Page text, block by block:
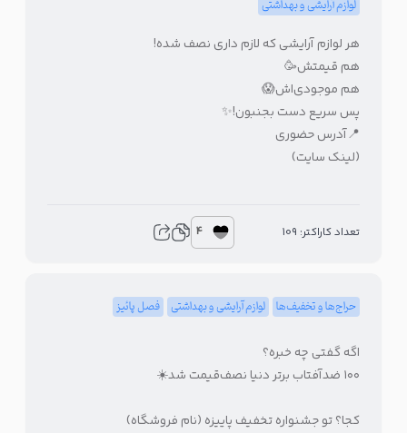
لوازم آرایشی و بهداشتی
هر لوازم آرایشی که لازم داری نصف شده!
هم قیمتش🥳
هم موجودی‌اش😱
پس سریع دست بجنبون!✨
📍آدرس حضوری
(لینک سایت)
تعداد کاراکتر: 109 4
حراج‌ها و تخفیف‌ها لوازم آرایشی و بهداشتی فصل پائیز
اگه گفتی چه خبره؟
۱۰۰ ضدآفتاب برتر دنیا نصف‌قیمت شد
☀️
کجا؟ تو جشنواره تخفیف پاییزه (نام فروشگاه)